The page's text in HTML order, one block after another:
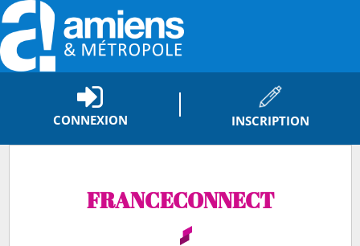
CONNEXION INSCRIPTION
FRANCECONNECT